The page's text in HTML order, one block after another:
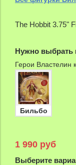
The Hobbit 3.75"
Нужно выбрать
Герои Властелин
Бильбо
1 990 руб
Выберите